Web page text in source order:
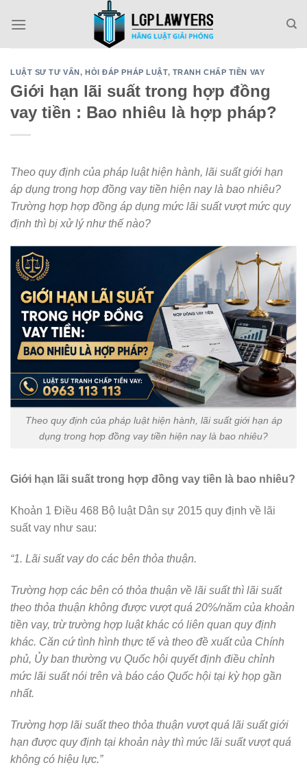
LUẬT SƯ TƯ VẤN, HỎI ĐÁP PHÁP LUẬT, TRANH CHẤP TIỀN VAY
Giới hạn lãi suất trong hợp đồng
vay tiền : Bao nhiêu là hợp pháp?
Theo quy định của pháp luật hiện hành, lãi suất giới hạn
áp dụng trong hợp đồng vay tiền hiện nay là bao nhiêu?
Trường hợp hợp đồng áp dụng mức lãi suất vượt mức quy
định thì bị xử lý như thế nào?
Theo quy định của pháp luật hiện hành, lãi suất giới hạn áp
dụng trong hợp đồng vay tiền hiện nay là bao nhiêu?
Giới hạn lãi suất trong hợp đồng vay tiền là bao nhiêu?
Khoản 1 Điều 468 Bộ luật Dân sự 2015 quy định về lãi
suất vay như sau:
“1. Lãi suất vay do các bên thỏa thuận.
Trường hợp các bên có thỏa thuận về lãi suất thì lãi suất
theo thỏa thuận không được vượt quá 20%/năm của khoản
tiền vay, trừ trường hợp luật khác có liên quan quy định
khác. Căn cứ tình hình thực tế và theo đề xuất của Chính
phủ, Ủy ban thường vụ Quốc hội quyết định điều chỉnh
mức lãi suất nói trên và báo cáo Quốc hội tại kỳ họp gần
nhất.
Trường hợp lãi suất theo thỏa thuận vượt quá lãi suất giới
hạn được quy định tại khoản này thì mức lãi suất vượt quá
không có hiệu lực.”